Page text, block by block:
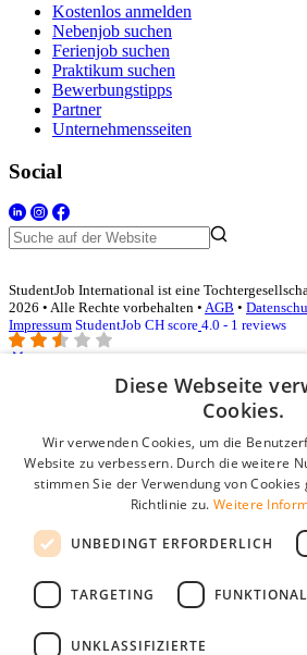
Kostenlos anmelden
Nebenjob suchen
Ferienjob suchen
Praktikum suchen
Bewerbungstipps
Partner
Unternehmensseiten
Social
StudentJob International ist eine
2026 • Alle Rechte vorbehalten • AGB •
Impressum StudentJob CH score 4.0 - 1 reviews
Login für Unternehmen
E-Mail*
Passwort
Angemeldet bleiben
Passwort vergessen?
Kostenloses Unternehmensprofil
Diese Webseite
Cookies.
Wir verwenden Cookies, um die
Website zu verbessern. Durch die weitere
stimmen Sie der Verwendung von
Richtlinie zu. Weitere
UNBEDINGT ERFORDERLICH
TARGETING
UNKLASSIFIZIERTE